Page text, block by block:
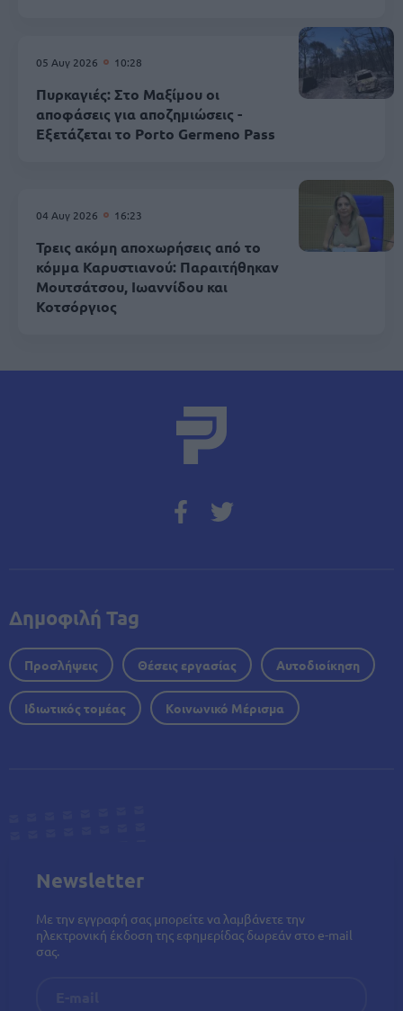
05 Αυγ 2026 10:28
Πυρκαγιές: Στο Μαξίμου οι
αποφάσεις για αποζημιώσεις -
Εξετάζεται το Porto Germeno Pass
04 Αυγ 2026 16:23
Τρεις ακόμη αποχωρήσεις από το
κόμμα Καρυστιανού: Παραιτήθηκαν
Μουτσάτσου, Ιωαννίδου και
Κοτσόργιος
Δημοφιλή Tag
Προσλήψεις Θέσεις εργασίας Αυτοδιοίκηση
Ιδιωτικός τομέας Κοινωνικό Μέρισμα
Newsletter
Με την εγγραφή σας μπορείτε να λαμβάνετε την
ηλεκτρονική έκδοση της εφημερίδας δωρεάν στο e-mail
σας.